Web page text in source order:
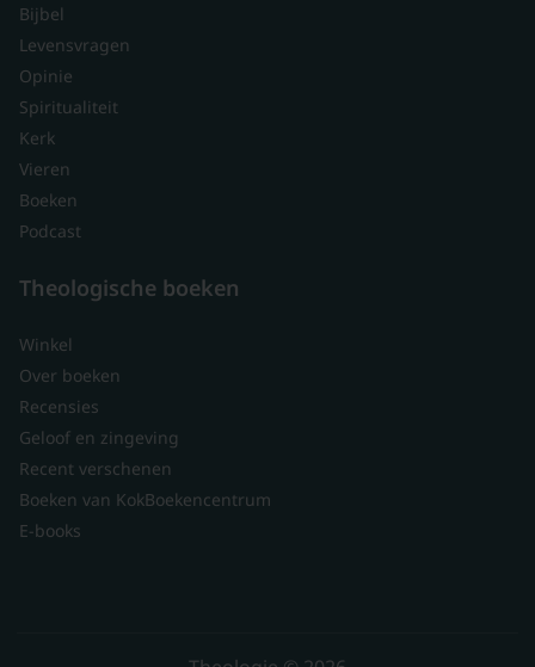
Bijbel
Levensvragen
Opinie
Spiritualiteit
Kerk
Vieren
Boeken
Podcast
Theologische boeken
Winkel
Over boeken
Recensies
Geloof en zingeving
Recent verschenen
Boeken van KokBoekencentrum
E-books